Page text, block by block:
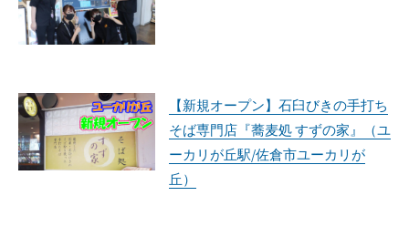
【新規オープン】石臼びきの手打ち
そば専門店『蕎麦処 すずの家』（ユ
ーカリが丘駅/佐倉市ユーカリが
丘）